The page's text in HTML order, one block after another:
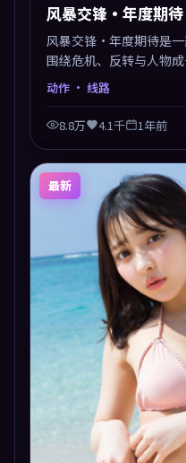
风暴交锋·年度期待
风暴交锋·年度期待是一
围绕危机、反转与人物
推荐观看。
动作 · 线路
8.8万 4.1千 1年前
最新